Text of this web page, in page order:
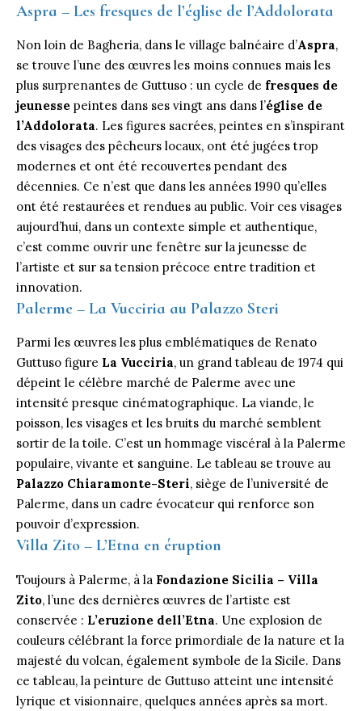
Aspra – Les fresques de l’église de l’Addolorata
Non loin de Bagheria, dans le village balnéaire d’Aspra,
se trouve l’une des œuvres les moins connues mais les
plus surprenantes de Guttuso : un cycle de fresques de
jeunesse peintes dans ses vingt ans dans l’église de
l’Addolorata. Les figures sacrées, peintes en s’inspirant
des visages des pêcheurs locaux, ont été jugées trop
modernes et ont été recouvertes pendant des
décennies. Ce n’est que dans les années 1990 qu’elles
ont été restaurées et rendues au public. Voir ces visages
aujourd’hui, dans un contexte simple et authentique,
c’est comme ouvrir une fenêtre sur la jeunesse de
l’artiste et sur sa tension précoce entre tradition et
innovation.
Palerme – La Vucciria au Palazzo Steri
Parmi les œuvres les plus emblématiques de Renato
Guttuso figure La Vucciria, un grand tableau de 1974 qui
dépeint le célèbre marché de Palerme avec une
intensité presque cinématographique. La viande, le
poisson, les visages et les bruits du marché semblent
sortir de la toile. C’est un hommage viscéral à la Palerme
populaire, vivante et sanguine. Le tableau se trouve au
Palazzo Chiaramonte-Steri, siège de l’université de
Palerme, dans un cadre évocateur qui renforce son
pouvoir d’expression.
Villa Zito – L’Etna en éruption
Toujours à Palerme, à la Fondazione Sicilia – Villa
Zito, l’une des dernières œuvres de l’artiste est
conservée : L’eruzione dell’Etna. Une explosion de
couleurs célébrant la force primordiale de la nature et la
majesté du volcan, également symbole de la Sicile. Dans
ce tableau, la peinture de Guttuso atteint une intensité
lyrique et visionnaire, quelques années après sa mort.